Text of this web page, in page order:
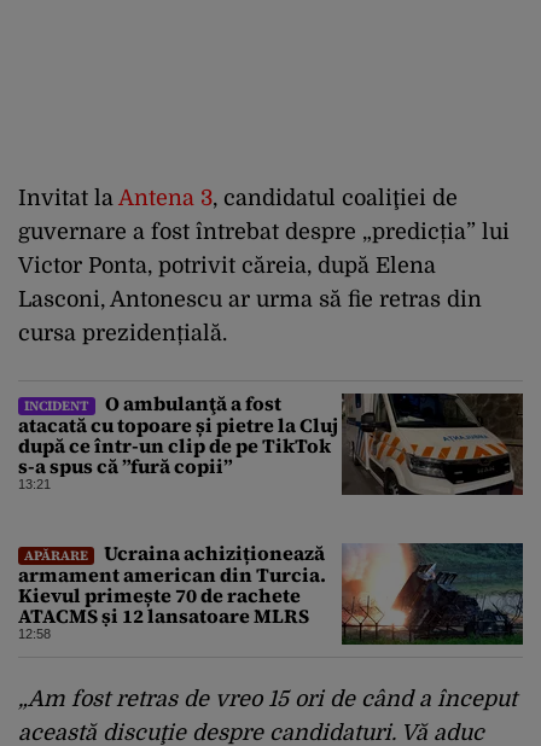
Invitat la Antena 3, candidatul coaliţiei de
guvernare a fost întrebat despre „predicția” lui
Victor Ponta, potrivit căreia, după Elena
Lasconi, Antonescu ar urma să fie retras din
cursa prezidențială.
INCIDENT
O ambulanţă a fost
atacată cu topoare și pietre la Cluj
după ce într-un clip de pe TikTok
s-a spus că ”fură copii”
13:21
APĂRARE
Ucraina achiziționează
armament american din Turcia.
Kievul primește 70 de rachete
ATACMS și 12 lansatoare MLRS
12:58
„Am fost retras de vreo 15 ori de când a început
această discuţie despre candidaturi. Vă aduc